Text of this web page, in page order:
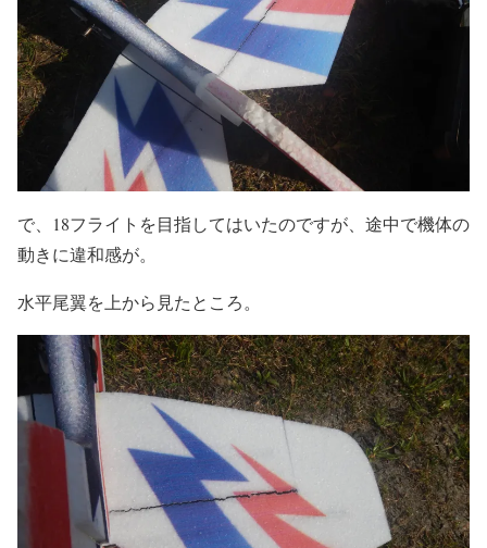
で、18フライトを目指してはいたのですが、途中で機体の
動きに違和感が。
水平尾翼を上から見たところ。